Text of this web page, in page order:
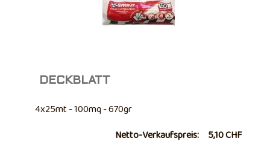
DECKBLATT
4x25mt - 100mq - 670gr
Netto-Verkaufspreis:
5,10 CHF